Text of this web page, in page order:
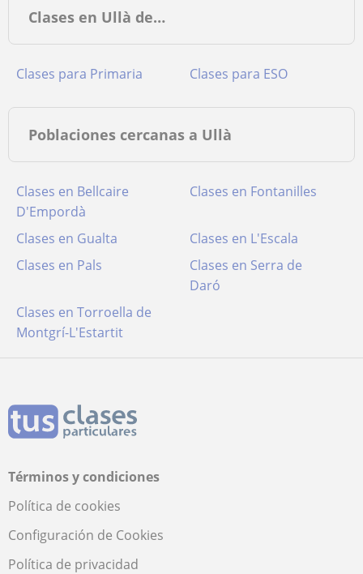
Clases en Ullà de…
Clases para Primaria Clases para ESO
Poblaciones cercanas a Ullà
Clases en Bellcaire
D'Empordà
Clases en Fontanilles
Clases en Gualta
Clases en L'Escala
Clases en Pals
Clases en Serra de
Daró
Clases en Torroella de
Montgrí-L'Estartit
Términos y condiciones
Política de cookies
Configuración de Cookies
Política de privacidad